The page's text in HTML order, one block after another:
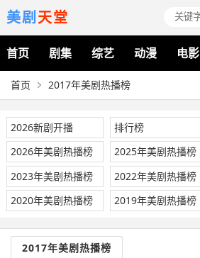
美剧天堂
首页 剧集 综艺 动漫 电影
首页 2017年美剧热播榜
2026新剧开播 排行榜
2026年美剧热播榜
2025年美剧热播榜
2023年美剧热播榜
2022年美剧热播榜
2020年美剧热播榜
2019年美剧热播榜
2017年美剧热播榜